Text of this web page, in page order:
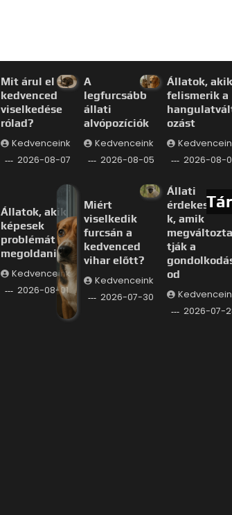
Mit árul el a
kedvenced
viselkedése
rólad?
Kedvenceink
2026-08-07
A
legfurcsább
állati
alvópozíciók
Kedvenceink
2026-08-05
Állatok, akik
felismerik a
ozást
2026-08-
Állatok, akik
képesek
problémát
megoldani
Kedvenceink
2026-08-01
Miért
viselkedik
furcsán a
kedvenced
vihar előtt?
Kedvenceink
2026-07-30
Állati
érdekessége
k, amik
megváltozta
tják a
od
2026-07-